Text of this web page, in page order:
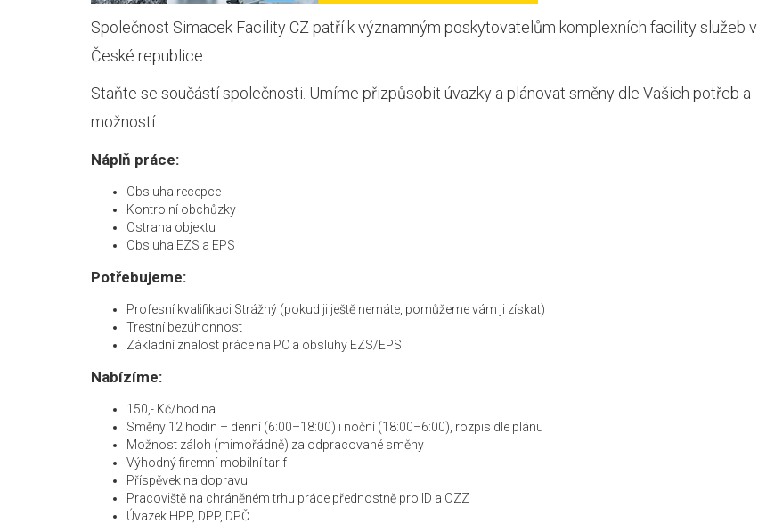
Společnost Simacek Facility CZ patří k významným poskytovatelům komplexních facility služeb v
České republice.
Staňte se součástí společnosti. Umíme přizpůsobit úvazky a plánovat směny dle Vašich potřeb a
možností.
Náplň práce:
Obsluha recepce
Kontrolní obchůzky
Ostraha objektu
Obsluha EZS a EPS
Potřebujeme:
Profesní kvalifikaci Strážný (pokud ji ještě nemáte, pomůžeme vám ji získat)
Trestní bezúhonnost
Základní znalost práce na PC a obsluhy EZS/EPS
Nabízíme:
150,- Kč/hodina
Směny 12 hodin – denní (6:00–18:00) i noční (18:00–6:00), rozpis dle plánu
Možnost záloh (mimořádně) za odpracované směny
Výhodný firemní mobilní tarif
Příspěvek na dopravu
Pracoviště na chráněném trhu práce přednostně pro ID a OZZ
Úvazek HPP, DPP, DPČ